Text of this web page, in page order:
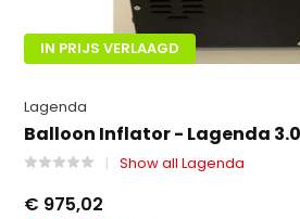
IN PRIJS VERLAAGD
Lagenda
Balloon Inflator - Lagenda 3.0
Show all Lagenda
€ 975,02